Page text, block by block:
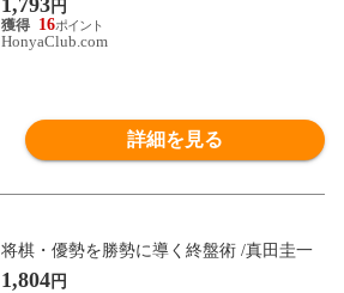
円
16
HonyaClub.com
詳細を見る
将棋・優勢を勝勢に導く終盤術 /真田圭一
1,804円